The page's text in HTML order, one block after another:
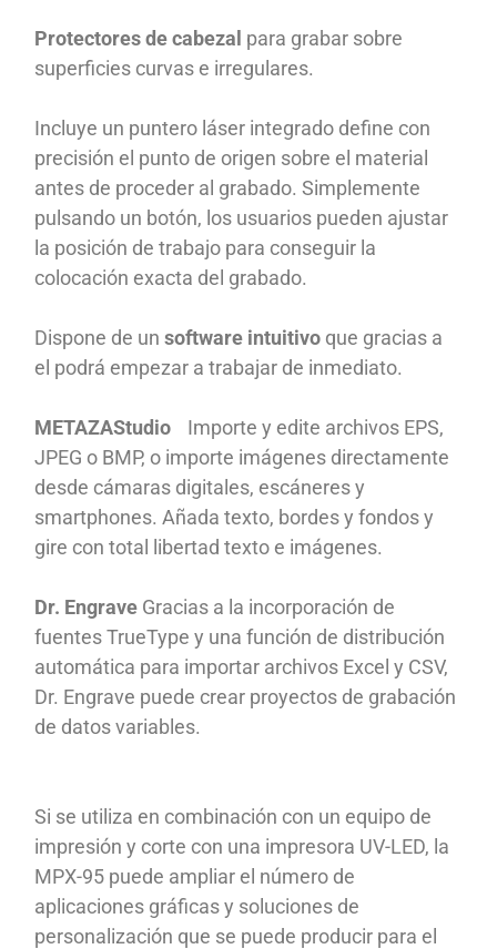
Protectores de cabezal para grabar sobre
superficies curvas e irregulares.
Incluye un puntero láser integrado define con
precisión el punto de origen sobre el material
antes de proceder al grabado. Simplemente
pulsando un botón, los usuarios pueden ajustar
la posición de trabajo para conseguir la
colocación exacta del grabado.
Dispone de unsoftware intuitivo que gracias a
el podrá empezar a trabajar de inmediato.
METAZAStudio Importe y edite archivos EPS,
JPEG o BMP, o importe imágenes directamente
desde cámaras digitales, escáneres y
smartphones. Añada texto, bordes y fondos y
gire con total libertad texto e imágenes.
Dr. Engrave Gracias a la incorporación de
fuentes TrueType y una función de distribución
automática para importar archivos Excel y CSV,
Dr. Engrave puede crear proyectos de grabación
de datos variables.
Si se utiliza en combinación con un equipo de
impresión y corte con una impresora UV-LED, la
MPX-95 puede ampliar el número de
aplicaciones gráficas y soluciones de
personalización que se puede producir para el